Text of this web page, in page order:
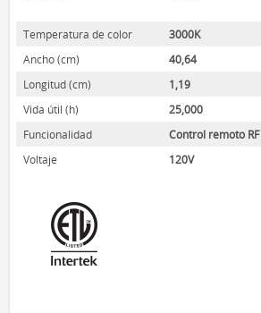
Temperatura de color
3000K
Ancho (cm)
40,64
Longitud (cm)
1,19
Vida útil (h)
25,000
Funcionalidad
Control remoto RF
Voltaje
120V